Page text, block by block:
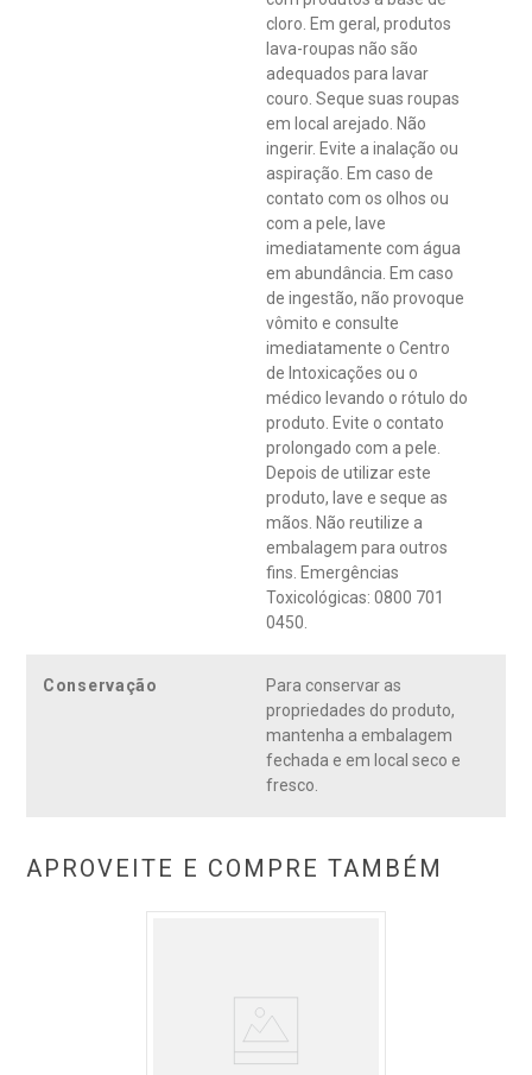
cloro. Em geral, produtos
lava-roupas não são
adequados para lavar
couro. Seque suas roupas
em local arejado. Não
ingerir. Evite a inalação ou
aspiração. Em caso de
contato com os olhos ou
com a pele, lave
imediatamente com água
em abundância. Em caso
de ingestão, não provoque
vômito e consulte
imediatamente o Centro
de Intoxicações ou o
médico levando o rótulo do
produto. Evite o contato
prolongado com a pele.
Depois de utilizar este
produto, lave e seque as
mãos. Não reutilize a
embalagem para outros
fins. Emergências
Toxicológicas: 0800 701
0450.
Conservação
Para conservar as
propriedades do produto,
mantenha a embalagem
fechada e em local seco e
fresco.
APROVEITE E COMPRE TAMBÉM